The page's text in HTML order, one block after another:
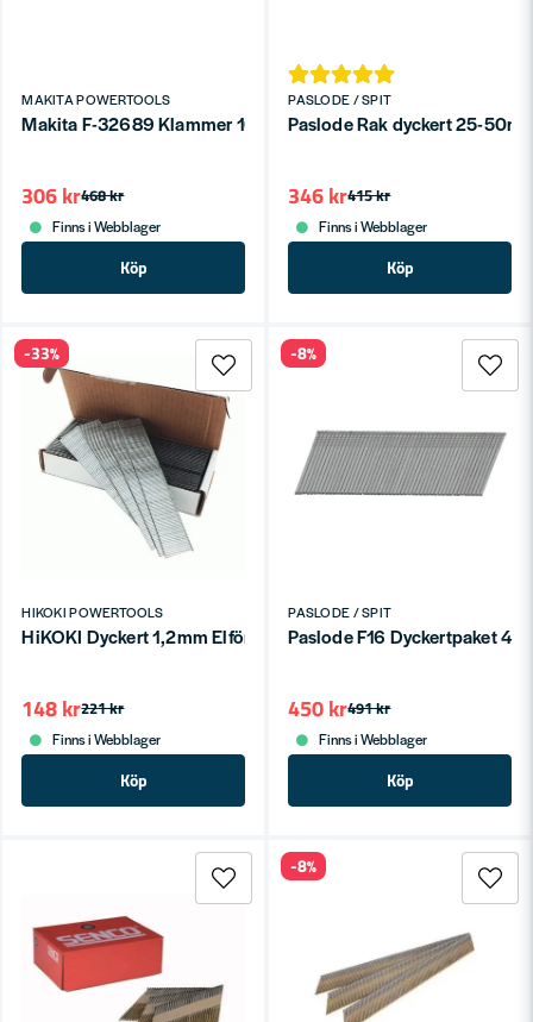
MAKITA POWERTOOLS
Makita F-32689 Klammer 10x22mm BST220, BST221,
468 kr
306 kr
Finns i Webblager
Köp
PASLODE / SPIT
Paslode Rak dyckert 25-
415 kr
346 kr
Finns i Webblager
Köp
HIKOKI POWERTOOLS
HiKOKI Dyckert 1,2mm Elförzinkad
221 kr
148 kr
Finns i Webblager
Köp
-33%
PASLODE / SPIT
Paslode F16 Dyckertpaket
491 kr
450 kr
Finns i Webblager
Köp
-8%
-8%